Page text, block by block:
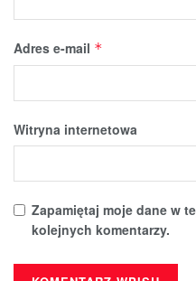
Adres e-mail *
Witryna internetowa
Zapamiętaj moje dane w
kolejnych komentarzy.